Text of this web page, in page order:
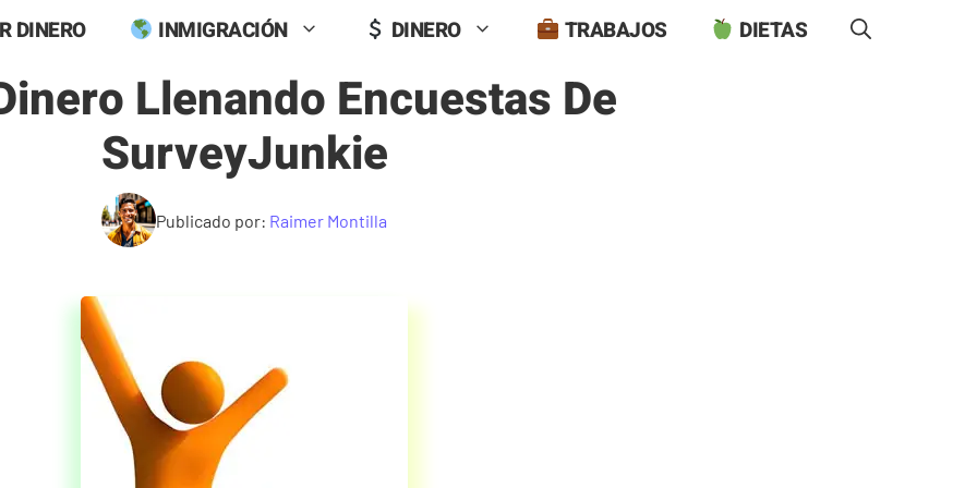
DINERO INMIGRACIÓN DINERO TRABAJOS DIETAS
Llenando Encuestas De
SurveyJunkie
Publicado por: Raimer Montilla